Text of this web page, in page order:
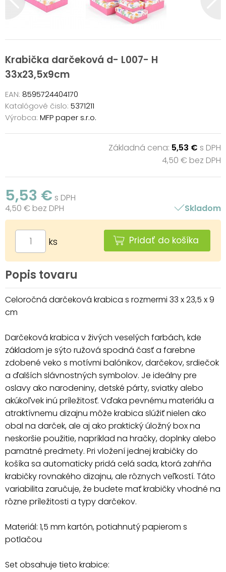
Krabička darčeková d- L007- H
33x23,5x9cm
EAN: 8595724404170
Katalógové čislo: 5371211
Výrobca: MFP paper s.r.o.
Základná cena: 5,53 € s DPH
4,50 € bez DPH
5,53 € s DPH
4,50 € bez DPH
Skladom
ks Pridať do košíka
Popis tovaru
Celoročná darčeková krabica s rozmermi 33 x 23,5 x 9
cm
Darčeková krabica v živých veselých farbách, kde
základom je sýto ružová spodná časť a farebne
zdobené veko s motívmi balónikov, darčekov, srdiečok
a ďalších slávnostných symbolov. Je ideálny pre
oslavy ako narodeniny, detské párty, sviatky alebo
akúkoľvek inú príležitosť. Vďaka pevnému materiálu a
atraktívnemu dizajnu môže krabica slúžiť nielen ako
obal na darček, ale aj ako praktický úložný box na
neskoršie použitie, napríklad na hračky, doplnky alebo
pamätné predmety. Pri vložení jednej krabičky do
košíka sa automaticky pridá celá sada, ktorá zahŕňa
krabičky rovnakého dizajnu, ale rôznych veľkostí. Táto
variabilita zaručuje, že budete mať krabičky vhodné na
rôzne príležitosti a typy darčekov.
Materiál: 1,5 mm kartón, potiahnutý papierom s
potlačou
Set obsahuje tieto krabice: